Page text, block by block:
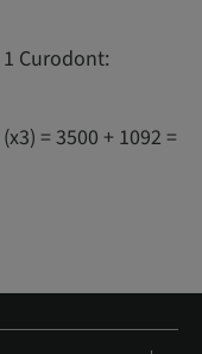
Curodont:
= 3500 + 1092 =